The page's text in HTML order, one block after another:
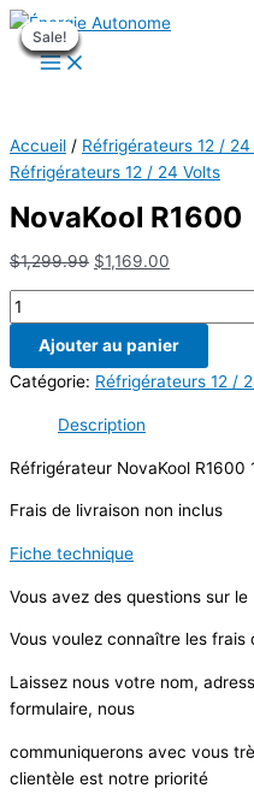
Aller
au
contenu
Sale!
Accueil / Réfrigérateurs 12 / 24
Réfrigérateurs 12 / 24 Volts
NovaKool R1600
$1,299.99 Le
prix
était :
$1,299.99.
$1,169.00
prix
est :
$1,169.00.
quantité
de
NovaKool
R1600
Ajouter au panier
Catégorie: Réfrigérateurs 12 /
Description
Réfrigérateur NovaKool R1600
Frais de livraison non inclus
Fiche technique
Vous avez des questions sur le
Vous voulez connaître les frais
Laissez nous votre nom,
formulaire, nous
communiquerons avec vous
clientèle est notre priorité
Sale!
Sale!
Sale!
Sale!
Sale!
Sale!
Sale!
Sale!